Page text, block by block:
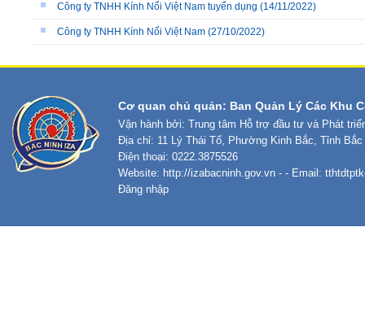
Công ty TNHH Kính Nổi Việt Nam tuyển dụng (14/11/2022)
Công ty TNHH Kính Nổi Việt Nam (27/10/2022)
Cơ quan chủ quản: Ban Quản Lý Các Khu
Vận hành bởi: Trung tâm Hỗ trợ đầu tư và Phát
Địa chỉ: 11 Lý Thái Tổ, Phường Kinh Bắc, Tỉnh Bắc
Điện thoại: 0222.3875526
Website: http://izabacninh.gov.vn - - Email:
Đăng nhập